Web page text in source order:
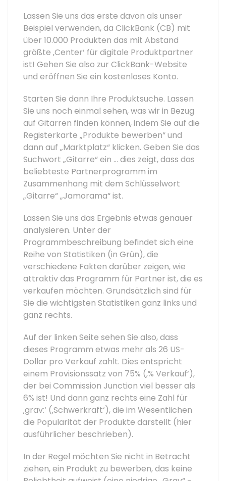
Lassen Sie uns das erste davon als unser
Beispiel verwenden, da ClickBank (CB) mit
über 10.000 Produkten das mit Abstand
größte ‚Center‘ für digitale Produktpartner
ist! Gehen Sie also zur ClickBank-Website
und eröffnen Sie ein kostenloses Konto.
Starten Sie dann Ihre Produktsuche. Lassen
Sie uns noch einmal sehen, was wir in Bezug
auf Gitarren finden können, indem Sie auf die
Registerkarte „Produkte bewerben“ und
dann auf „Marktplatz“ klicken. Geben Sie das
Suchwort „Gitarre“ ein … dies zeigt, dass das
beliebteste Partnerprogramm im
Zusammenhang mit dem Schlüsselwort
„Gitarre“ „Jamorama“ ist.
Lassen Sie uns das Ergebnis etwas genauer
analysieren. Unter der
Programmbeschreibung befindet sich eine
Reihe von Statistiken (in Grün), die
verschiedene Fakten darüber zeigen, wie
attraktiv das Programm für Partner ist, die es
verkaufen möchten. Grundsätzlich sind für
Sie die wichtigsten Statistiken ganz links und
ganz rechts.
Auf der linken Seite sehen Sie also, dass
dieses Programm etwas mehr als 26 US-
Dollar pro Verkauf zahlt. Dies entspricht
einem Provisionssatz von 75% (‚% Verkauf‘),
der bei Commission Junction viel besser als
6% ist! Und dann ganz rechts eine Zahl für
‚grav:‘ (‚Schwerkraft‘), die im Wesentlichen
die Popularität der Produkte darstellt (hier
ausführlicher beschrieben).
In der Regel möchten Sie nicht in Betracht
ziehen, ein Produkt zu bewerben, das keine